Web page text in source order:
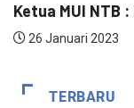
Ketua MUI NTB
26 Januari 2023
TERBARU